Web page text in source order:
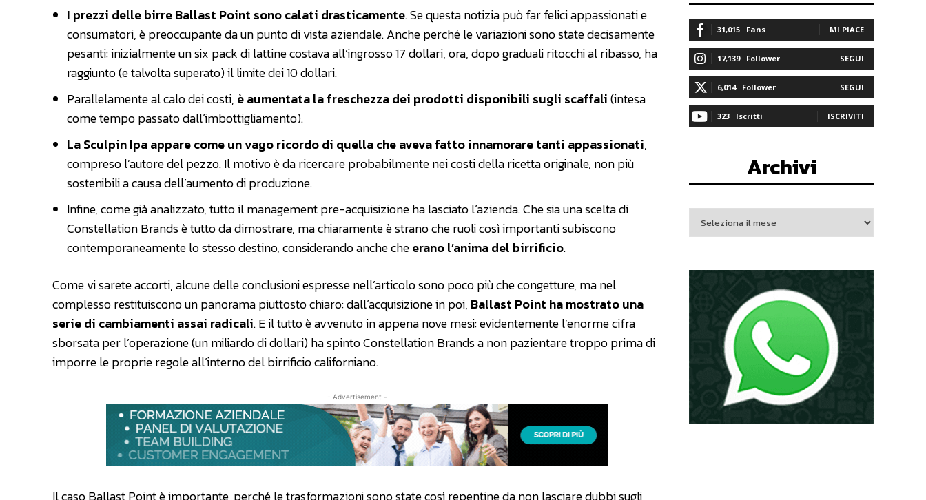
I prezzi delle birre Ballast Point sono calati drasticamente. Se questa notizia può far felici appassionati e
consumatori, è preoccupante da un punto di vista aziendale. Anche perché le variazioni sono state decisamente
pesanti: inizialmente un six pack di lattine costava all’ingrosso 17 dollari, ora, dopo graduali ritocchi al ribasso, ha
raggiunto (e talvolta superato) il limite dei 10 dollari.
Parallelamente al calo dei costi, è aumentata la freschezza dei prodotti disponibili sugli scaffali(intesa
come tempo passato dall’imbottigliamento).
La Sculpin Ipa appare come un vago ricordo di quella che aveva fatto innamorare tanti appassionati,
compreso l’autore del pezzo. Il motivo è da ricercare probabilmente nei costi della ricetta originale, non più
sostenibili a causa dell’aumento di produzione.
Infine, come già analizzato, tutto il management pre-acquisizione ha lasciato l’azienda. Che sia una scelta di
Constellation Brands è tutto da dimostrare, ma chiaramente è strano che ruoli così importanti subiscono
contemporaneamente lo stesso destino, considerando anche cheerano l’anima del birrificio.
Come vi sarete accorti, alcune delle conclusioni espresse nell’articolo sono poco più che congetture, ma nel
complesso restituiscono un panorama piuttosto chiaro: dall’acquisizione in poi, Ballast Point ha mostrato una
serie di cambiamenti assai radicali. E il tutto è avvenuto in appena nove mesi: evidentemente l’enorme cifra
sborsata per l’operazione (un miliardo di dollari) ha spinto Constellation Brands a non pazientare troppo prima di
imporre le proprie regole all’interno del birrificio californiano.
- Advertisement -
31,015 Fans MI PIACE
17,139 Follower SEGUI
6,014 Follower SEGUI
323 Iscritti ISCRIVITI
Archivi